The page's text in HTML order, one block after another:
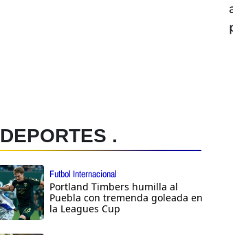
DEPORTES .
Futbol Internacional
Portland Timbers humilla al
Puebla con tremenda goleada en
la Leagues Cup